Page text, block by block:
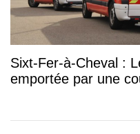
Sixt-Fer-à-Cheval :
emportée par une